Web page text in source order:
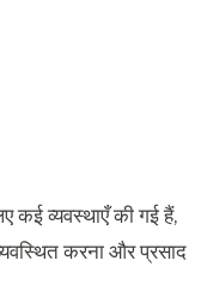
कई व्यवस्थाएँ की गई हैं,
करना और प्रसाद